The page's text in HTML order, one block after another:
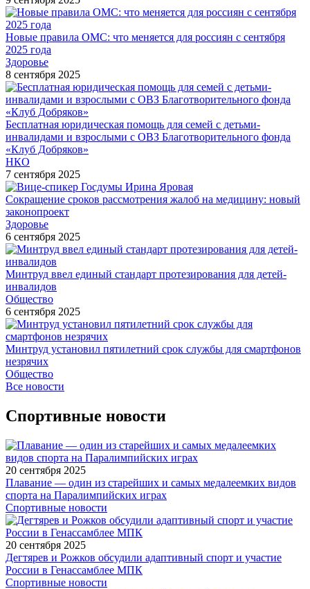
Новые правила ОМС: что меняется для россиян с сентября
2025 года
Здоровье
8 сентября 2025
Бесплатная юридическая помощь для семей с детьми-
инвалидами и взрослыми с ОВЗ Благотворительного фонда
«Клуб Добряков»
НКО
7 сентября 2025
Сокращение сроков рассмотрения жалоб на медицину: новый
законопроект
Здоровье
6 сентября 2025
Минтруд ввел единый стандарт протезирования для детей-
инвалидов
Общество
6 сентября 2025
Минтруд установил пятилетний срок службы для смартфонов
незрячих
Общество
Все новости
Спортивные новости
20 сентября 2025
Плавание — один из старейших и самых медалеемких видов
спорта на Паралимпийских играх
Спортивные новости
20 сентября 2025
Дегтярев и Рожков обсудили адаптивный спорт и участие
России в Генассамблее МПК
Спортивные новости